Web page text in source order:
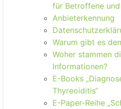
für Betroffene
Anbieterkennung
Warum gibt es
Woher stammen
Informationen?
E-Books
Thyreoiditis“
E-Paper-Reihe